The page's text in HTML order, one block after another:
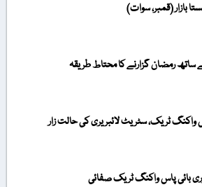
بازار (قمبر، سوات)
ساتھ رمضان گزارنے کا محتاط طریقہ
واکنگ ٹریک، سٹریٹ لائبریری کی حالت زار
بائی پاس واکنگ ٹریک صفائی